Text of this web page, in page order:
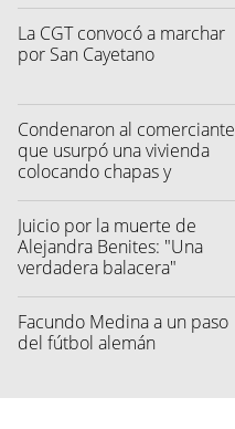
La CGT convocó a marchar
por San Cayetano
Condenaron al comerciante
que usurpó una vivienda
colocando chapas y
Juicio por la muerte de
Alejandra Benites: "Una
verdadera balacera"
Facundo Medina a un paso
del fútbol alemán